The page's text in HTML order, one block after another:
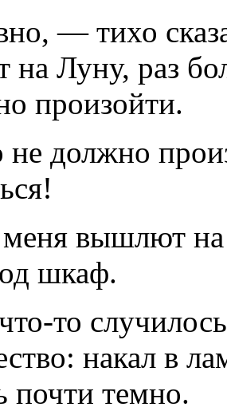
— тихо
Луну, раз
произойти.
должно
вышлют на
шкаф.
то
накал в
почти темно.